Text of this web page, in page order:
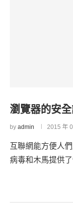
瀏覽器的安
by admin 2015 年
互聯網能方便人
病毒和木馬提供